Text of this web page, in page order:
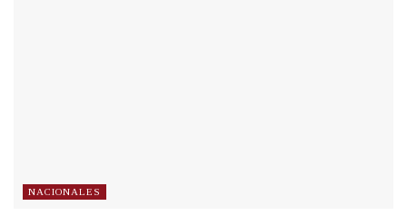
NACIONALES